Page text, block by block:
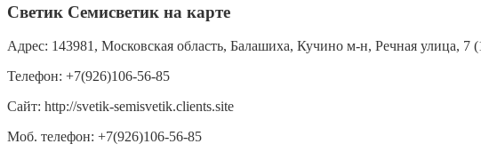
Светик Семисветик на карте
Адрес: 143981, Московская область, Балашиха, Кучино м-н, Речная улица, 7
Телефон: +7(926)106-56-85
Сайт: http://svetik-semisvetik.clients.site
Моб. телефон: +7(926)106-56-85